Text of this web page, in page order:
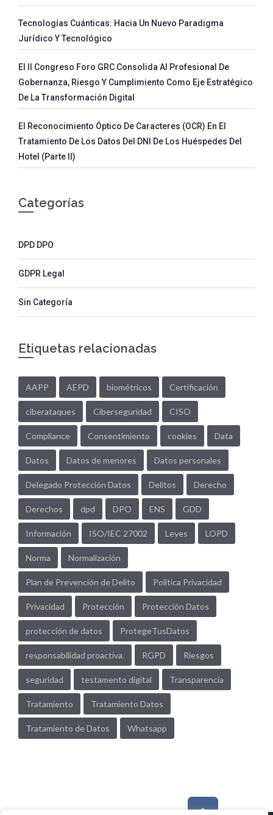
Tecnologías Cuánticas: Hacia Un Nuevo Paradigma
Jurídico Y Tecnológico
El II Congreso Foro GRC Consolida Al Profesional De
Gobernanza, Riesgo Y Cumplimiento Como Eje Estratégico
De La Transformación Digital
El Reconocimiento Óptico De Caracteres (OCR) En El
Tratamiento De Los Datos Del DNI De Los Huéspedes Del
Hotel (parte II)
Categorías
DPD DPO
GDPR Legal
Sin Categoría
Etiquetas relacionadas
AAPP AEPD biométricos Certificación
ciberataques Ciberseguridad CISO
Compliance Consentimiento cookies Data
Datos Datos de menores Datos personales
Delegado Protección Datos Delitos Derecho
Derechos dpd DPO ENS GDD
Información ISO/IEC 27002 Leyes LOPD
Norma Normalización
Plan de Prevención de Delito Política Privacidad
Privacidad Protección Protección Datos
protección de datos ProtegeTusDatos
responsabilidad proactiva. RGPD Riesgos
seguridad testamento digital Transparencia
Tratamiento Tratamiento Datos
Tratamiento de Datos Whatsapp